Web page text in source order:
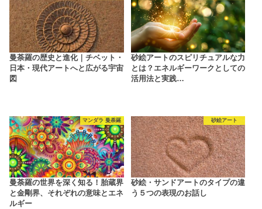
曼荼羅の歴史と進化｜チベット・
日本・現代アートへと広がる宇宙
図
砂絵アートのスピリチュアルな力
とは？エネルギーワークとしての
活用法と実践…
マンダラ 曼荼羅
曼荼羅の世界を深く知る！胎蔵界
と金剛界、それぞれの意味とエネ
ルギー
砂絵アート
砂絵・サンドアートのタイプの違
う５つの表現のお話し